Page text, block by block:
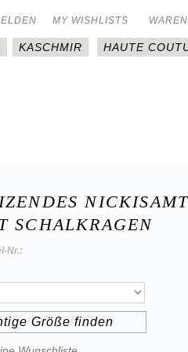
MY WISHLISTS
KASCHMIR HAUTE
SCHALKRAGEN
Nr.:
Größe finden